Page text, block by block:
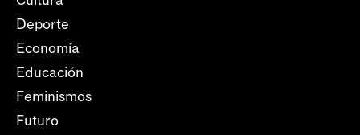
Deporte
Economía
Educación
Feminismos
Futuro